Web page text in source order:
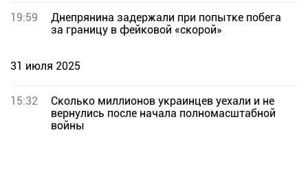
19:59
Днепрянина задержали при попытке побега
за границу в фейковой «скорой»
31 июля 2025
15:32
Сколько миллионов украинцев уехали и не
вернулись после начала полномасштабной
войны